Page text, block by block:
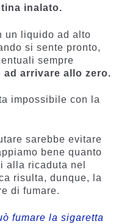
inalato.
un liquido ad alto
si sente pronto,
sempre
ad arrivare allo zero.
impossibile con la
sarebbe evitare
bene quanto
alla ricaduta nel
risulta, dunque, la
di fumare.
fumare la sigaretta